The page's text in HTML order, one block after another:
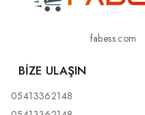
fabess.com
BIZE ULAŞIN
05413362148